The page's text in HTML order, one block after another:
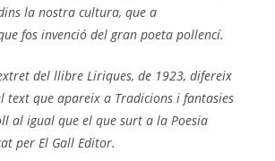
la nostra cultura, que a
fos invenció del gran poeta pollencí.
del llibre Liriques, de 1923, difereix
text que apareix a Tradicions i fantasies
al igual que el que surt a la Poesia
per El Gall Editor.